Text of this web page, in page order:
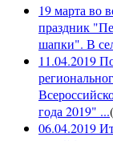
19 марта во
праздник
шапки". В
11.04.2019
года 2019" ...(
06.04.2019